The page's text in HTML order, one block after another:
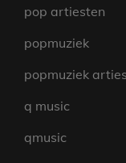
pop artiesten
popmuziek
popmuziek
q music
qmusic